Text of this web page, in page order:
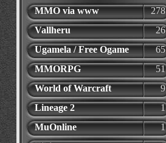
MMO via www
278
Vallheru
26
Ugamela / Free Ogame
65
MMORPG
51
World of Warcraft
9
Lineage 2
1
MuOnline
1